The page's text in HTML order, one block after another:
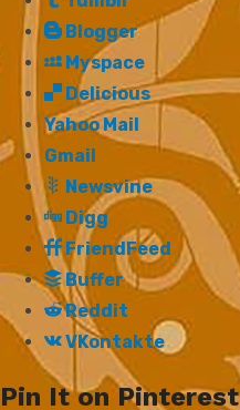
Blogger
Myspace
Delicious
Yahoo Mail
Gmail
Newsvine
Digg
FriendFeed
Buffer
Reddit
VKontakte
Pin It on Pinterest